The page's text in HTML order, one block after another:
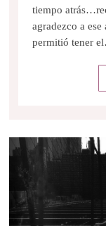
tiempo
agradezco a
permitió tener